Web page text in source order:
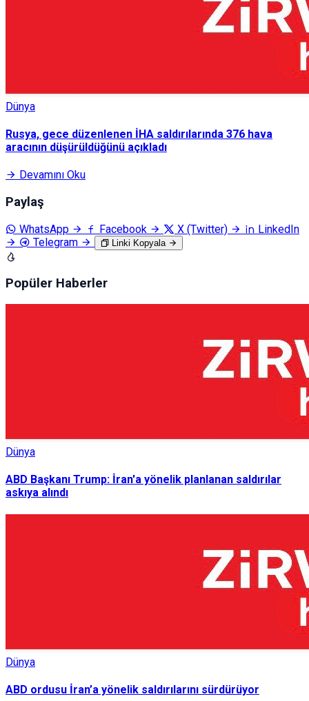
Dünya
Rusya, gece düzenlenen İHA saldırılarında 376 hava
aracının düşürüldüğünü açıkladı
Devamını Oku
Paylaş
WhatsApp Facebook X (Twitter)
LinkedIn
Telegram
Linki Kopyala
Popüler Haberler
Dünya
ABD Başkanı Trump: İran'a yönelik planlanan saldırılar
askıya alındı
Dünya
ABD ordusu İran’a yönelik saldırılarını sürdürüyor